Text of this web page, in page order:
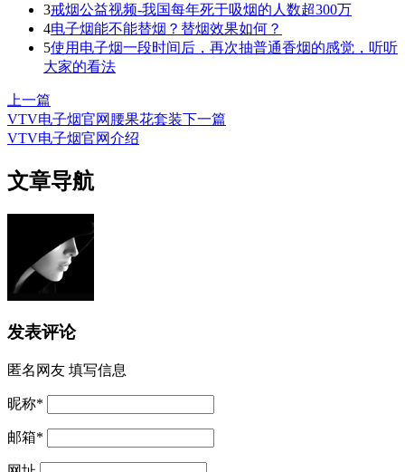
3戒烟公益视频-我国每年死于吸烟的人数超300万
4电子烟能不能替烟？替烟效果如何？
5使用电子烟一段时间后，再次抽普通香烟的感觉，听听
大家的看法
上一篇
VTV电子烟官网腰果花套装下一篇
VTV电子烟官网介绍
文章导航
发表评论
匿名网友 填写信息
昵称*
邮箱*